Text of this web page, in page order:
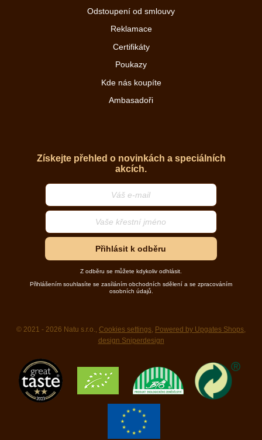
Odstoupení od smlouvy
Reklamace
Certifikáty
Poukazy
Kde nás koupíte
Ambasadoři
Získejte přehled o novinkách a speciálních
akcích.
Přihlásit k odběru
Z odběru se můžete kdykoliv odhlásit.
Přihlášením souhlasíte se zasíláním obchodních sdělení a se zpracováním
osobních údajů.
© 2021 - 2026 Natu s.r.o., Cookies settings, Powered by Upgates Shops,
design Sniperdesign